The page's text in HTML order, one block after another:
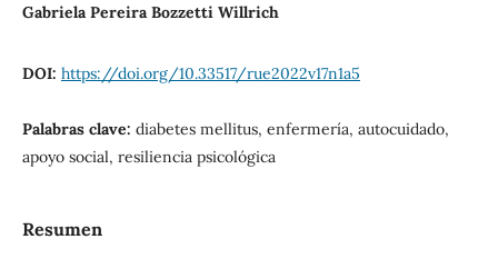
Gabriela Pereira Bozzetti Willrich
DOI: https://doi.org/10.33517/rue2022v17n1a5
Palabras clave: diabetes mellitus, enfermería, autocuidado,
apoyo social, resiliencia psicológica
Resumen